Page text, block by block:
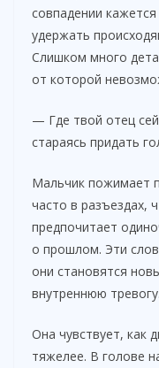
совпадении
удержать
Слишком много
от которой
— Где твой отец
стараясь придать
Мальчик пожимает
часто в разъездах,
предпочитает
о прошлом. Эти
они становятся
внутреннюю тревогу.
Она чувствует, как
тяжелее. В голове